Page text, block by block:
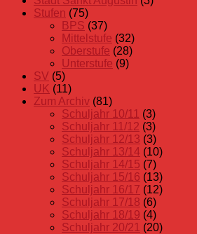
Stufen (75)
BPS (37)
Mittelstufe (32)
Oberstufe (28)
Unterstufe (9)
SV (5)
UK (11)
Zum Archiv (81)
Schuljahr 10/11 (3)
Schuljahr 11/12 (3)
Schuljahr 12/13 (3)
Schuljahr 13/14 (10)
Schuljahr 14/15 (7)
Schuljahr 15/16 (13)
Schuljahr 16/17 (12)
Schuljahr 17/18 (6)
Schuljahr 18/19 (4)
Schuljahr 20/21 (20)